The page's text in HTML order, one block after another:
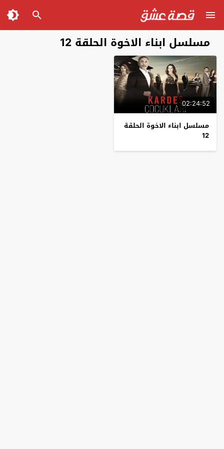
مسلسل ابناء الاخوة الحلقة 12
02:24:52
مسلسل ابناء الاخوة الحلقة
12